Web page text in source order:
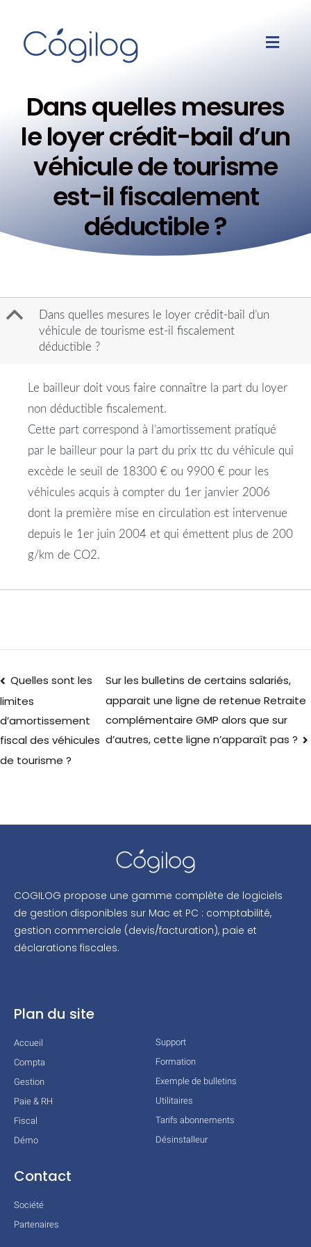
Dans quelles mesures
le loyer crédit-bail d’un
véhicule de tourisme
est-il fiscalement
déductible ?
B
Dans quelles mesures le loyer crédit-bail d’un
véhicule de tourisme est-il fiscalement
déductible ?
Le bailleur doit vous faire connaître la part du loyer
non déductible fiscalement.
Cette part correspond à l’amortissement pratiqué
par le bailleur pour la part du prix ttc du véhicule qui
excède le seuil de 18300 € ou 9900 € pour les
véhicules acquis à compter du 1er janvier 2006
dont la première mise en circulation est intervenue
depuis le 1er juin 2004 et qui émettent plus de 200
g/km de CO2.
Quelles sont les
limites
d’amortissement
fiscal des véhicules
de tourisme ?
Sur les bulletins de certains salariés,
apparait une ligne de retenue Retraite
complémentaire GMP alors que sur
d’autres, cette ligne n’apparaît pas ?
COGILOG propose une gamme complète de logiciels
de gestion disponibles sur Mac et PC : comptabilité,
gestion commerciale (devis/facturation), paie et
déclarations fiscales.
Plan du site
Accueil
Compta
Gestion
Paie & RH
Fiscal
Démo
Support
Formation
Exemple de bulletins
Utilitaires
Tarifs abonnements
Désinstalleur
Contact
Société
Partenaires